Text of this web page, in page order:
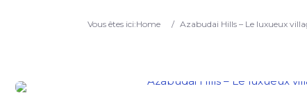
Vous êtes ici:Home / Azabudai Hills – Le luxueux